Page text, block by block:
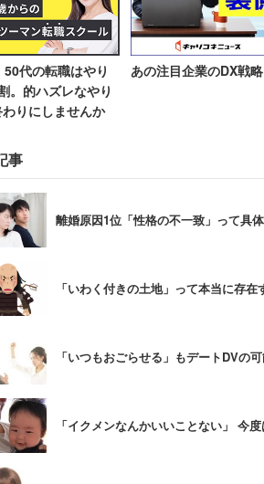
万円プレイヤーの妻
事に不満があると回答した理由を
業が多い」（33.9％）、3位「福利
が低い」と回答した人の75.5％が「
婚生活に大きな影響を与えることが
が低い」と回答した人の割合を年種
万円未満」（82.6％）、「400万
においては8割以上が「低い」と感じ
方で「500 万円以上」の層では徐
する結果となっている。しかし年
り、夫に同情したくなってくる。
代の転職はやり
。的ハズレなやり
りにしませんか
あの注目企業のDX戦略
事
離婚原因1位「性格の不一致」って具
「いわく付きの土地」って本当に存
「いつもおごらせる」もデートDV
「イクメンなんかいいことない」 今